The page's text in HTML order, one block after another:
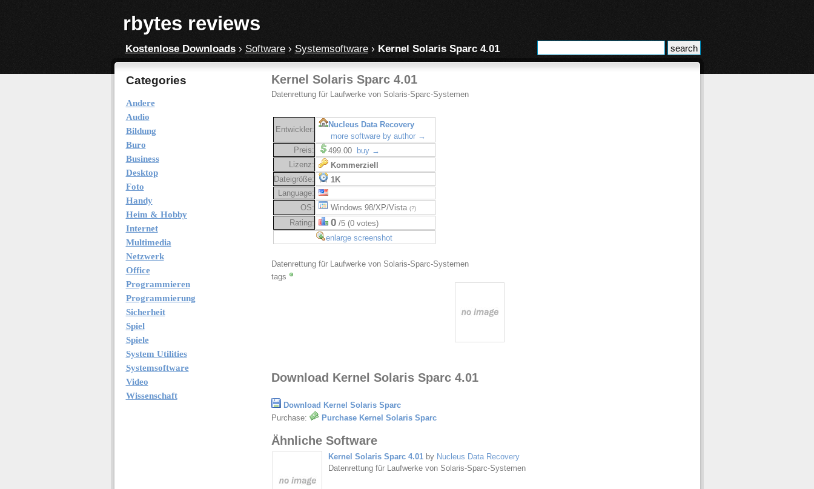
rbytes reviews
Kostenlose Downloads› Software› Systemsoftware› Kernel Solaris Sparc 4.01
Categories
Andere
Audio
Bildung
Buro
Business
Desktop
Foto
Handy
Heim & Hobby
Internet
Multimedia
Netzwerk
Office
Programmieren
Programmierung
Sicherheit
Spiel
Spiele
System Utilities
Systemsoftware
Video
Wissenschaft
Kernel Solaris Sparc 4.01
Datenrettung für Laufwerke von Solaris-Sparc-Systemen
Entwickler:
Nucleus Data Recovery
more software by author →
Preis:
499.00
buy →
Lizenz:
Kommerziell
Dateigröße:
1K
Language:
OS:
Windows 98/XP/Vista (?)
Rating: 0/5 (0 votes)
enlarge screenshot
Datenrettung für Laufwerke von Solaris-Sparc-Systemen
tags
Download Kernel Solaris Sparc 4.01
Download Kernel Solaris Sparc
Purchase:
Purchase Kernel Solaris Sparc
Ähnliche Software
Kernel Solaris Sparc 4.01by Nucleus Data Recovery
Datenrettung für Laufwerke von Solaris-Sparc-Systemen